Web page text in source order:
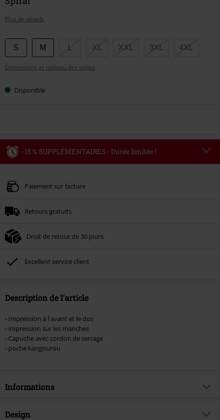
Plus de détails
Choisissez
votre
taille
S M XL XXL 3XL 4XL
Dimensions et tableau des tailles
Disponible
-15 % SUPPLÉMENTAIRES - Durée limitée !
Valable jusqu'au 09/08/2026
Une fois le code saisi, la réduction sera automatiquement déduite à la fin de
Non cumulable avec dautres promotions. Non valable sur : les livres, les
Broilers, Die Ärzte, Die Toten Hosen, Metality, les bons d'achat et les articles
incluant un don.
Paiement sur facture
Retours gratuits
Droit de retour de 30 jours
Excellent service client
Description de l'article
- Impression à l'avant et le dos
- impression sur les manches
- Capuche avec cordon de serrage
- poche kangourou
Informations
Article n°.
Design